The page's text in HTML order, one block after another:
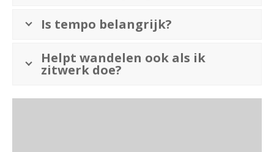
Is tempo belangrijk?
Helpt wandelen ook als ik
zitwerk doe?